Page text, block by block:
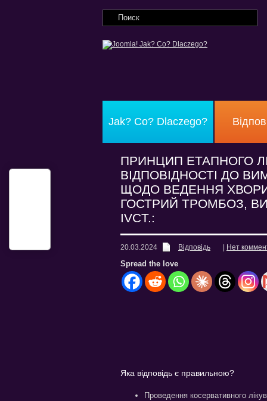
Jak? Co? Dlaczego?
ПРИНЦИП ЕТАПНОГО
ВІДПОВІДНОСТІ ДО
ЩОДО ВЕДЕННЯ
ГОСТРИЙ ТРОМБОЗ,
ІVCТ.:
20.03.2024 Відповідь Нет
Spread the love
Яка відповідь є правильною?
Проведення косервативного